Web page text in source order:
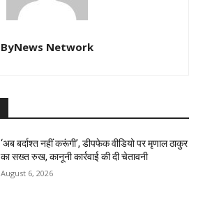
ByNews Network
‘अब बर्दाश्त नहीं करूंगी’, डीपफेक वीडियो पर मृणाल ठाकुर
का सख्त रुख, कानूनी कार्रवाई की दी चेतावनी
August 6, 2026